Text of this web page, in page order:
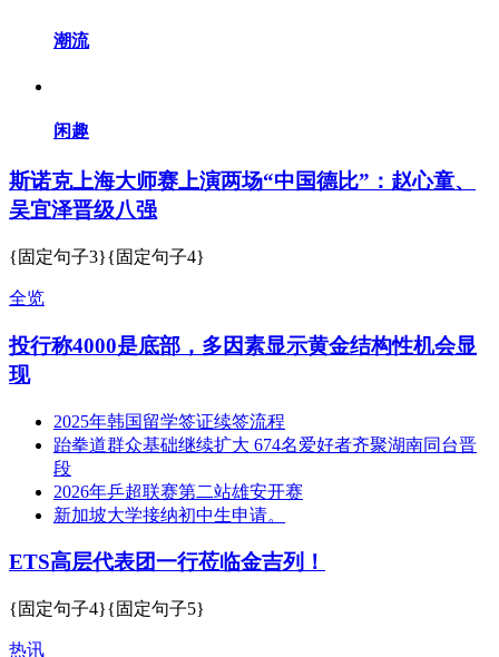
潮流
闲趣
斯诺克上海大师赛上演两场“中国德比”：赵心童、
吴宜泽晋级八强
{固定句子3}{固定句子4}
全览
投行称4000是底部，多因素显示黄金结构性机会显
现
2025年韩国留学签证续签流程
跆拳道群众基础继续扩大 674名爱好者齐聚湖南同台晋
段
2026年乒超联赛第二站雄安开赛
新加坡大学接纳初中生申请。
ETS高层代表团一行莅临金吉列！
{固定句子4}{固定句子5}
热讯